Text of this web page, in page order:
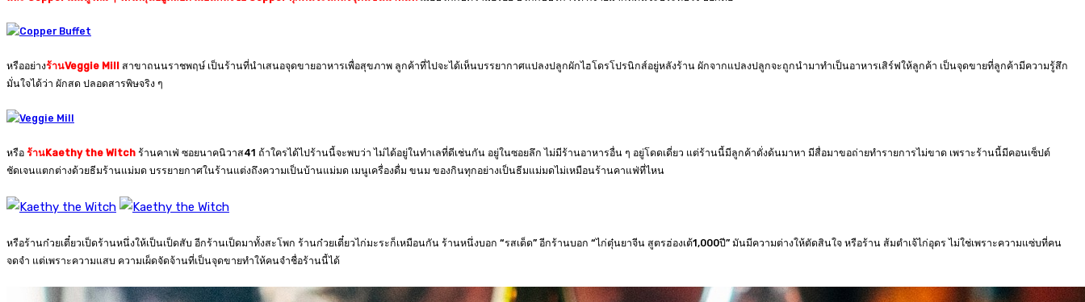
หรืออย่างร้านVeggie Mill สาขาถนนราชพฤษ์ เป็นร้านที่นำเสนอจุดขายอาหารเพื่อสุขภาพ ลูกค้าที่ไปจะได้เห็นบรรยากาศแปลงปลูกผักไฮโดรโปรนิกส์อยู่หลังร้าน ผักจากแปลงปลูกจะถูกนำมาทำเป็นอาหารเสิร์ฟให้ลูกค้า เป็นจุดขายที่ลูกค้ามีความรู้สึก
มั่นใจได้ว่า ผักสด ปลอดสารพิษจริง ๆ
หรือ ร้านKaethy the Witch ร้านคาเฟ่ ซอยนาคนิวาส41 ถ้าใครได้ไปร้านนี้จะพบว่า ไม่ได้อยู่ในทำเลที่ดีเช่นกัน อยู่ในซอยลึก ไม่มีร้านอาหารอื่น ๆ อยู่โดดเดี่ยว แต่ร้านนี้มีลูกค้าดั่งด้นมาหา มีสื่อมาขอถ่ายทำรายการไม่ขาด เพราะร้านนี้มีคอนเซ็ปต์
ชัดเจนแตกต่างด้วยธีมร้านแม่มด บรรยายกาศในร้านแต่งถึงความเป็นบ้านแม่มด เมนูเครื่องดื่ม ขนม ของกินทุกอย่างเป็นธีมแม่มดไม่เหมือนร้านคาแฟ่ที่ไหน
หรือร้านก๋วยเตี๋ยวเป็ดร้านหนึ่งให้เป็นเป็ดสับ อีกร้านเป็ดมาทั้งสะโพก ร้านก๋วยเตี๋ยวไก่มะระก็เหมือนกัน ร้านหนึ่งบอก “รสเด็ด” อีกร้านบอก “ไก่ตุ๋นยาจีน สูตรฮ่องเต้1,000ปี” มันมีความต่างให้ตัดสินใจ หรือร้าน ส้มตำเจ้ไก่อุดร ไม่ใช่เพราะความแซ่บที่คน
จดจำ แต่เพราะความแสบ ความเผ็ดจัดจ้านที่เป็นจุดขายทำให้คนจำชื่อร้านนี้ได้